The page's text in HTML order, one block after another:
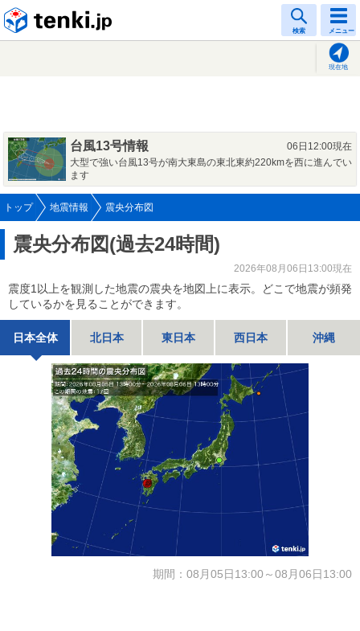
検索 メニュー
現在地
台風13号情報
06日12:00現在
大型で強い台風13号が南大東島の東北東約220kmを西に進んでい
ます
トップ 地震情報 震央分布図
震央分布図(過去24時間)
2026年08月06日13:00現在
震度1以上を観測した地震の震央を地図上に表示。どこで地震が頻発
しているかを見ることができます。
日本全体 北日本 東日本 西日本 沖縄
期間：08月05日13:00～08月06日13:00